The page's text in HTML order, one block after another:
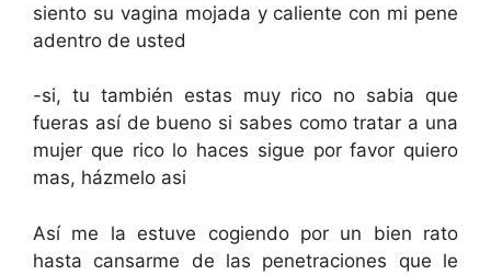
siento su vagina mojada y caliente con mi pene
adentro de usted
-si, tu también estas muy rico no sabia que
fueras así de bueno si sabes como tratar a una
mujer que rico lo haces sigue por favor quiero
mas, házmelo asi
Así me la estuve cogiendo por un bien rato
hasta cansarme de las penetraciones que le